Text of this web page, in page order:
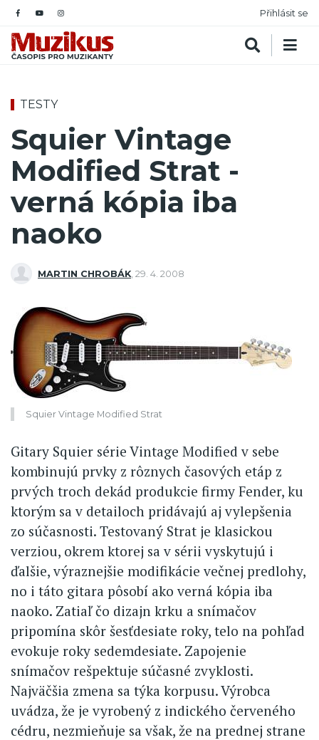
Přihlásit se
TESTY
Squier Vintage
Modified Strat -
verná kópia iba
naoko
MARTIN CHROBÁK 29. 4. 2008
Squier Vintage Modified Strat
Gitary Squier série Vintage Modified v sebe
kombinujú prvky z rôznych časových etáp z
prvých troch dekád produkcie firmy Fender, ku
ktorým sa v detailoch pridávajú aj vylepšenia
zo súčasnosti. Testovaný Strat je klasickou
verziou, okrem ktorej sa v sérii vyskytujú i
ďalšie, výraznejšie modifikácie večnej predlohy,
no i táto gitara pôsobí ako verná kópia iba
naoko. Zatiaľ čo dizajn krku a snímačov
pripomína skôr šesťdesiate roky, telo na pohľad
evokuje roky sedemdesiate. Zapojenie
snímačov rešpektuje súčasné zvyklosti.
Najväčšia zmena sa týka korpusu. Výrobca
uvádza, že je vyrobený z indického červeného
cédru, nezmieňuje sa však, že na prednej strane